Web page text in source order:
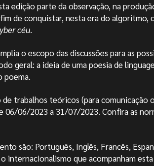
edição parte da observação, na
de conquistar, nesta era do algoritmo,
ber céu.
o escopo das discussões para as
geral: a ideia de uma poesia de
poema.
de trabalhos teóricos (para comunicação
06/06/2023 a 31/07/2023. Confira as
são: Português, Inglês, Francês,
internacionalismo que acompanham